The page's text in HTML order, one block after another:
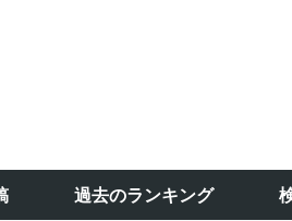
過去のランキング